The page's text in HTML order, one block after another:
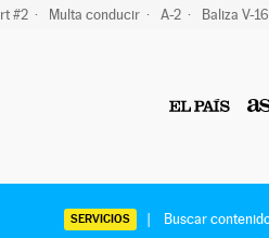
#2 Multa conducir A-2 Baliza V-16
SERVICIOS